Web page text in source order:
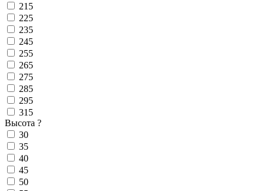
215
225
235
245
255
265
275
285
295
315
Высота ?
30
35
40
45
50